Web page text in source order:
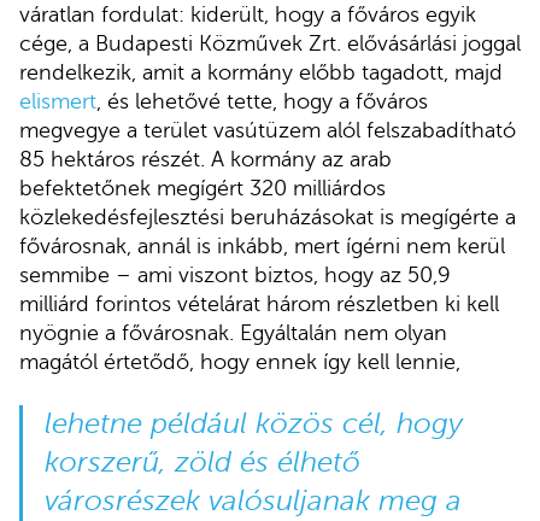
váratlan fordulat: kiderült, hogy a főváros egyik
cége, a Budapesti Közművek Zrt. elővásárlási joggal
rendelkezik, amit a kormány előbb tagadott, majd
elismert , és lehetővé tette, hogy a főváros
megvegye a terület vasútüzem alól felszabadítható
85 hektáros részét. A kormány az arab
befektetőnek megígért 320 milliárdos
közlekedésfejlesztési beruházásokat is megígérte a
fővárosnak, annál is inkább, mert ígérni nem kerül
semmibe – ami viszont biztos, hogy az 50,9
milliárd forintos vételárat három részletben ki kell
nyögnie a fővárosnak. Egyáltalán nem olyan
magától értetődő, hogy ennek így kell lennie,
lehetne például közös cél, hogy
korszerű, zöld és élhető
városrészek valósuljanak meg a